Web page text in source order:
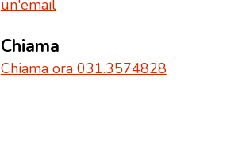
un'email
Chiama
Chiama ora 031.3574828